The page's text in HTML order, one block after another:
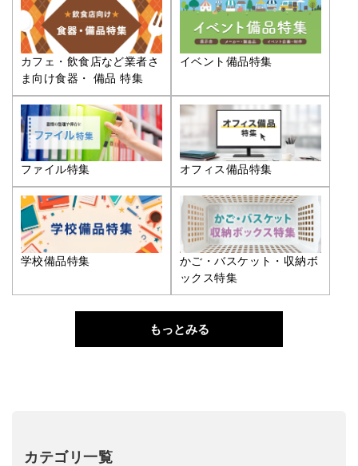
カフェ・飲食店など業者さ
ま向け食器・ 備品 特集
イベント備品特集
ファイル特集 オフィス備品特集
学校備品特集
かご・バスケット・収納ボ
ックス特集
もっとみる
カテゴリ一覧